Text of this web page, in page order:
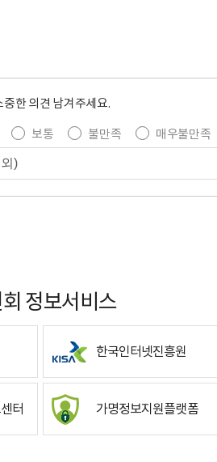
한 의견 남겨주세요.
보통 불만족
매우불만족
정보서비스
한국인터넷진흥원
터 가명정보지원플랫폼